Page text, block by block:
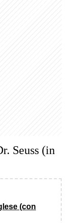
Seuss (in
(con